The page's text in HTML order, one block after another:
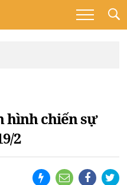
hình chiến sự
2